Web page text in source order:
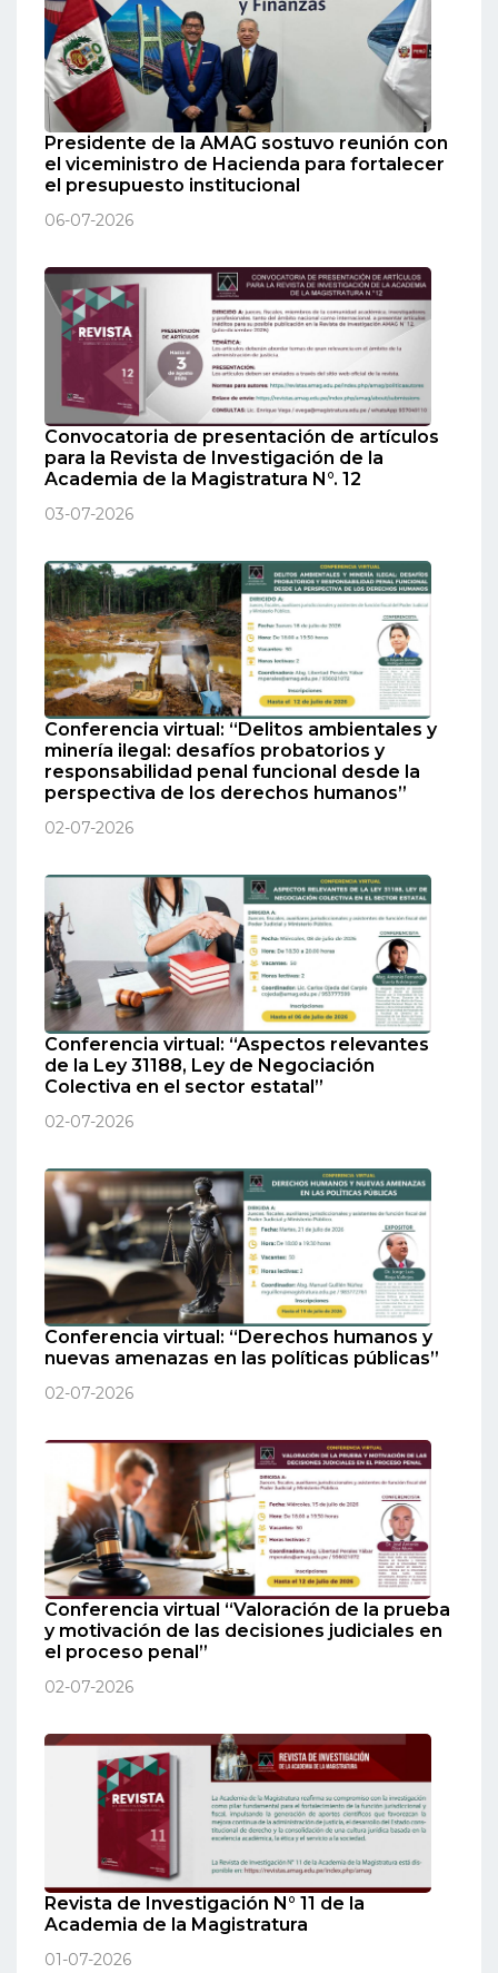
Presidente de la AMAG sostuvo reunión con
el viceministro de Hacienda para fortalecer
el presupuesto institucional
06-07-2026
Convocatoria de presentación de artículos
para la Revista de Investigación de la
Academia de la Magistratura N°. 12
03-07-2026
Conferencia virtual: “Delitos ambientales y
minería ilegal: desafíos probatorios y
responsabilidad penal funcional desde la
perspectiva de los derechos humanos”
02-07-2026
Conferencia virtual: “Aspectos relevantes
de la Ley 31188, Ley de Negociación
Colectiva en el sector estatal”
02-07-2026
Conferencia virtual: “Derechos humanos y
nuevas amenazas en las políticas públicas”
02-07-2026
Conferencia virtual “Valoración de la prueba
y motivación de las decisiones judiciales en
el proceso penal”
02-07-2026
Revista de Investigación N° 11 de la
Academia de la Magistratura
01-07-2026